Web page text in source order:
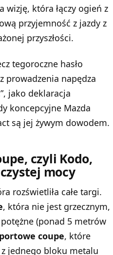
wizję, która łączy ogień z
przyjemność z jazdy z
przyszłości.
tegoroczne hasło
prowadzenia napędza
jako deklaracja
koncepcyjne Mazda
są jej żywym dowodem.
czyli Kodo,
mocy
rozświetliła całe targi.
, która nie jest grzecznym,
(ponad 5 metrów
coupe, które
jednego bloku metalu